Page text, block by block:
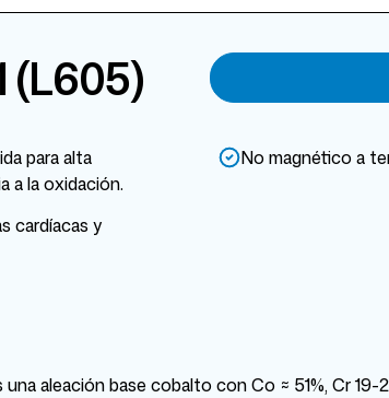
(L605)
para alta
a la oxidación.
cardíacas y
No magnético a
aleación base cobalto con Co ≈ 51%, Cr 19-